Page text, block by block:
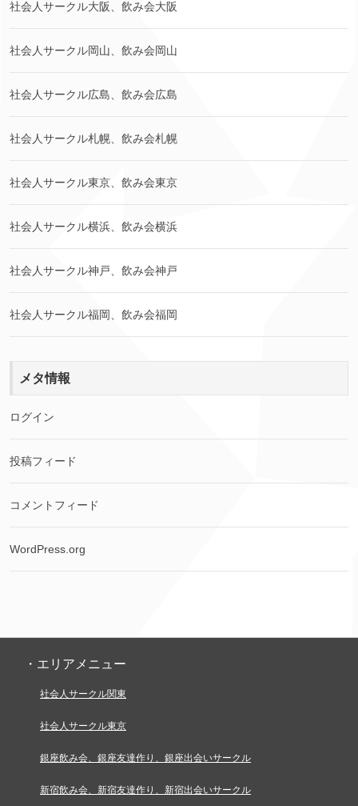
社会人サークル大阪、飲み会大阪
社会人サークル岡山、飲み会岡山
社会人サークル広島、飲み会広島
社会人サークル札幌、飲み会札幌
社会人サークル東京、飲み会東京
社会人サークル横浜、飲み会横浜
社会人サークル神戸、飲み会神戸
社会人サークル福岡、飲み会福岡
メタ情報
ログイン
投稿フィード
コメントフィード
WordPress.org
・エリアメニュー
社会人サークル関東
社会人サークル東京
銀座飲み会、銀座友達作り、銀座出会いサークル
新宿飲み会、新宿友達作り、新宿出会いサークル